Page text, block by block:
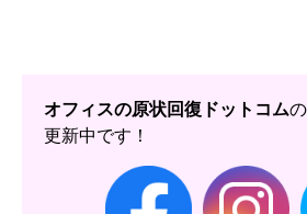
オフィスの原状回復ドットコム
更新中です！